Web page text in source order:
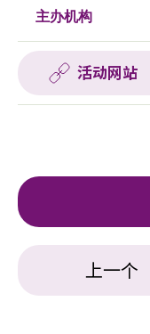
主办机构
活动网站
上一个